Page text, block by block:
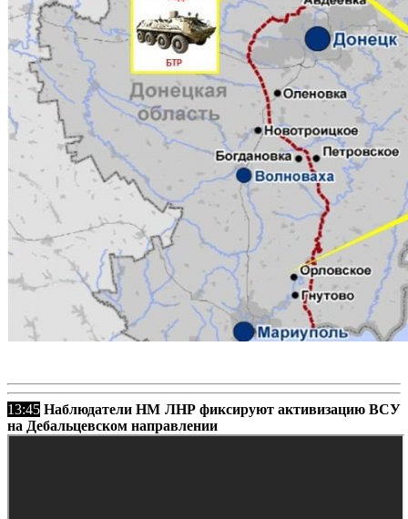
13:45 Наблюдатели НМ ЛНР фиксируют активизацию ВСУ
на Дебальцевском направлении